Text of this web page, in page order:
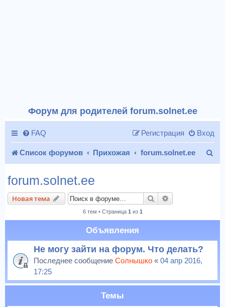
Форум для родителей forum.solnet.ee
FAQ Вход
Регистрация
Список форумов Прихожая forum.solnet.ee
к
forum.solnet.ee
Новая тема Поиск
6 тем • Страница 1 из 1
Объявления
Не могу зайти на форум. Что делать?
Последнее сообщение Солнышко « 04 апр 2016,
17:25
Темы